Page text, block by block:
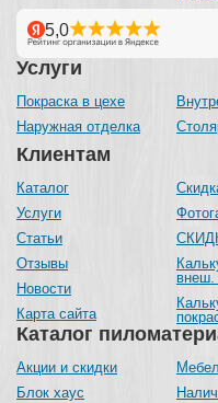
Каталог
Акции и скидки
Блок хаус
Услуги
Покраска в цехе
Наружная отделка
Клиентам
Каталог
Услуги
Статьи
Отзывы
Новости
Карта сайта
внеш.